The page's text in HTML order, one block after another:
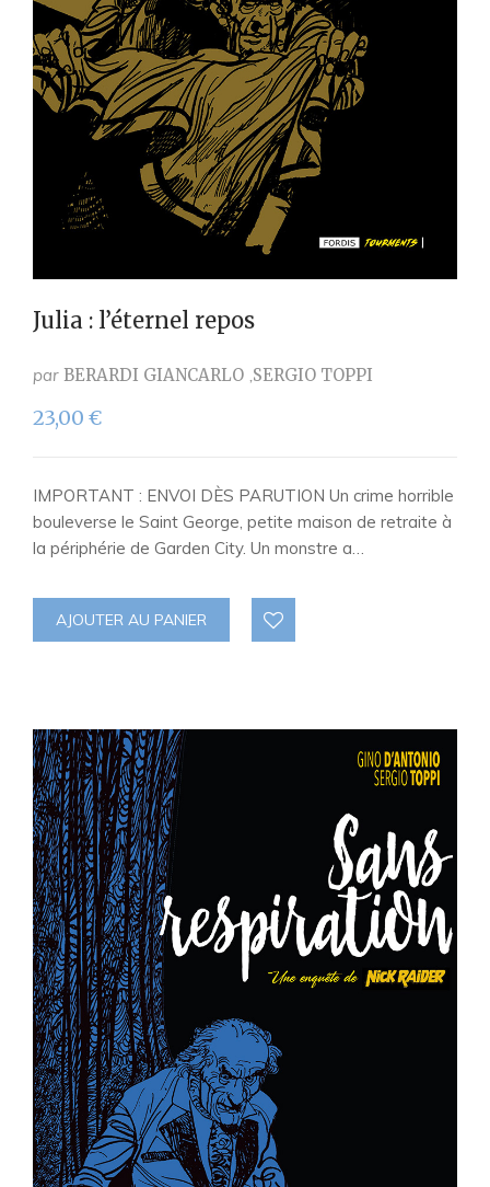
Julia : l’éternel repos
par BERARDI GIANCARLO SERGIO TOPPI
23,00 €
IMPORTANT : ENVOI DÈS PARUTION Un crime horrible
bouleverse le Saint George, petite maison de retraite à
la périphérie de Garden City. Un monstre a…
AJOUTER AU PANIER